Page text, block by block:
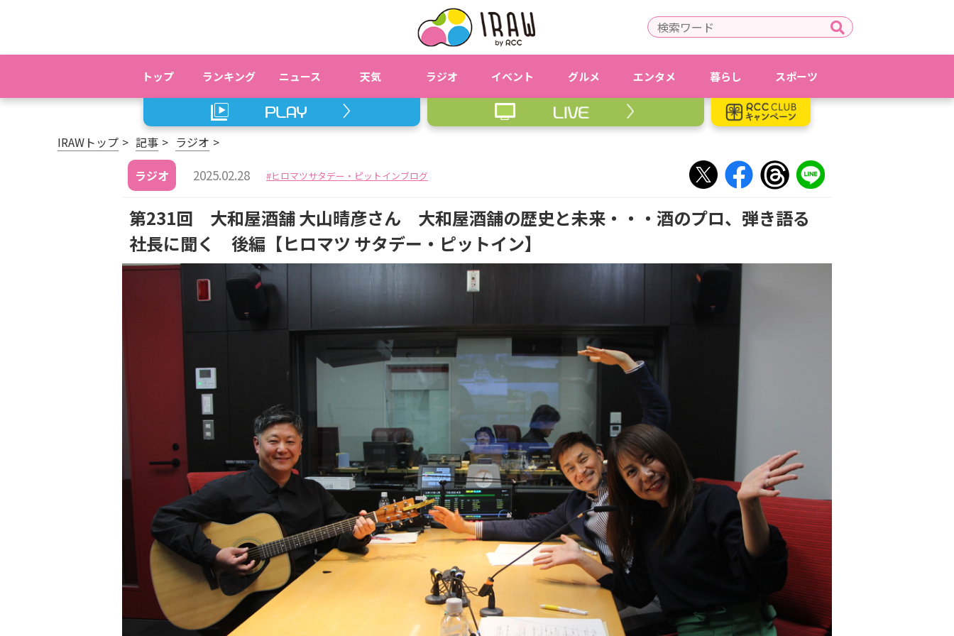
トップ ランキング ニュース 天気 ラジオ イベント グルメ エンタメ 暮らし スポーツ
IRAWトップ 記事
ラジオ
ラジオ
2025.02.28 ヒロマツサタデー・ピットインブログ
第231回 大和屋酒舗 大山晴彦さん 大和屋酒舗の歴史と未来・・・酒のプロ、弾き語る
社長に聞く 後編【ヒロマツ サタデー・ピットイン】